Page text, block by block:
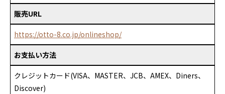
販売URL
https://otto-8.co.jp/onlineshop/
お支払い方法
クレジットカード(VISA、MASTER、JCB、AMEX、Diners、
Discover)